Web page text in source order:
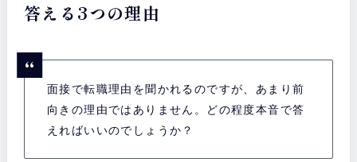
答える3つの理由
面接で転職理由を聞かれるのですが、あまり前
向きの理由ではありません。どの程度本音で答
えればいいのでしょうか？